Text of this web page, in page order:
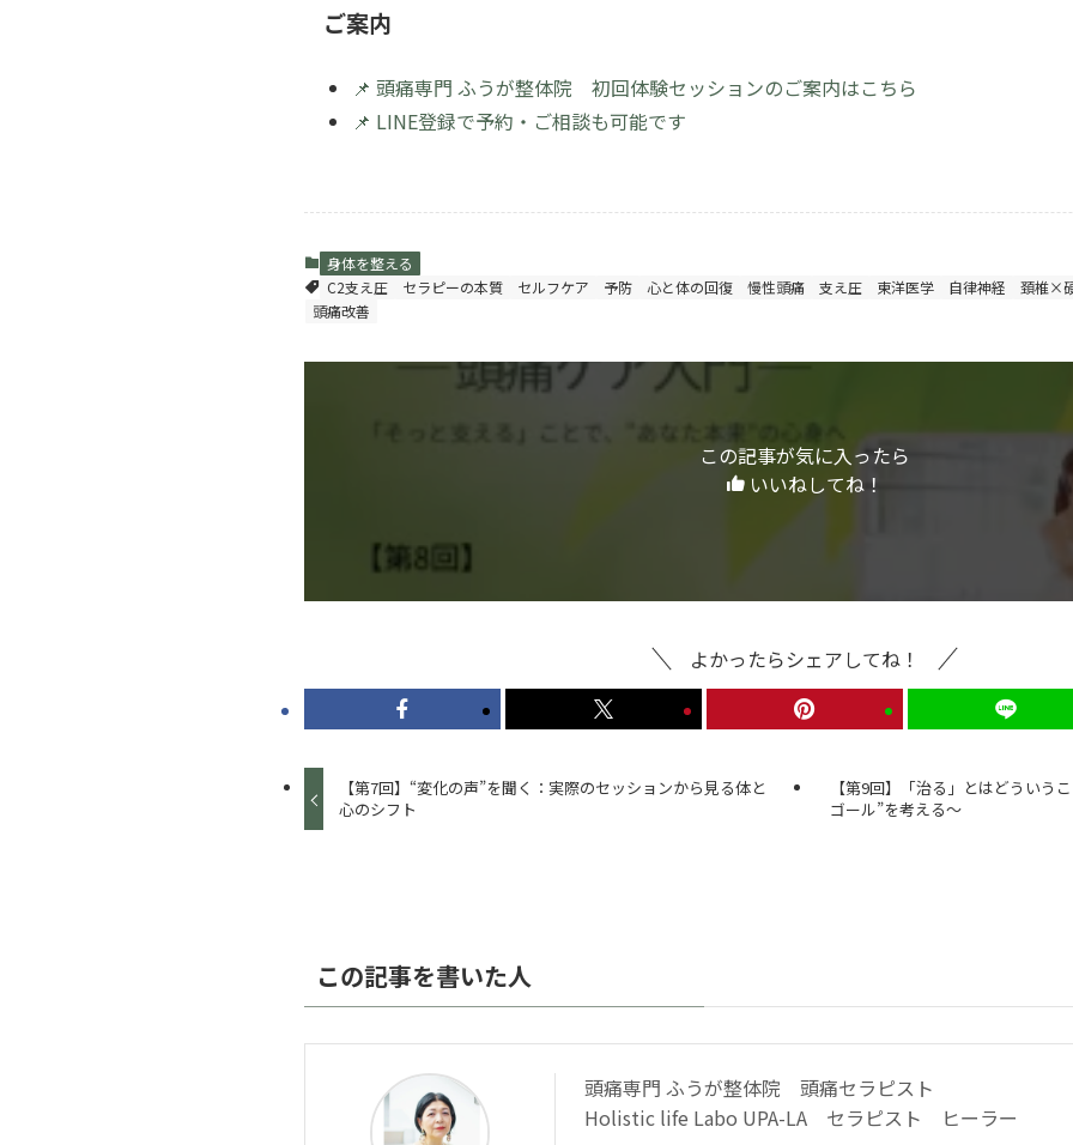
ご案内
📌 頭痛専門 ふうが整体院 初回体験セッションのご案内はこちら
📌 LINE登録で予約・ご相談も可能です
身体を整える
C2支え圧
セラピーの本質 セルフケア 予防 心と体の回復 慢性頭痛 支え圧 東洋医学 自律神経 頚椎×
頭痛改善
この記事が気に入ったら
いいねしてね！
よかったらシェアしてね！
【第7回】“変化の声”を聞く：実際のセッションから見る体と
心のシフト
【第9回】「治る」とはどういう
ゴール”を考える〜
この記事を書いた人
頭痛専門 ふうが整体院 頭痛セラピスト
Holistic life Labo UPA-LA セラピスト ヒーラー